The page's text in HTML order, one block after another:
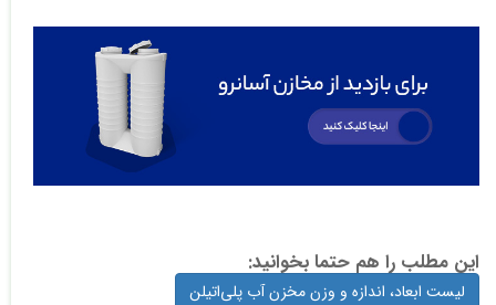
این مطلب را هم حتما بخوانید:
لیست ابعاد، اندازه و وزن مخزن آب پلی‌اتیلن